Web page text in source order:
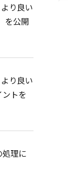
り良い
を公開
り良い
トを
理に